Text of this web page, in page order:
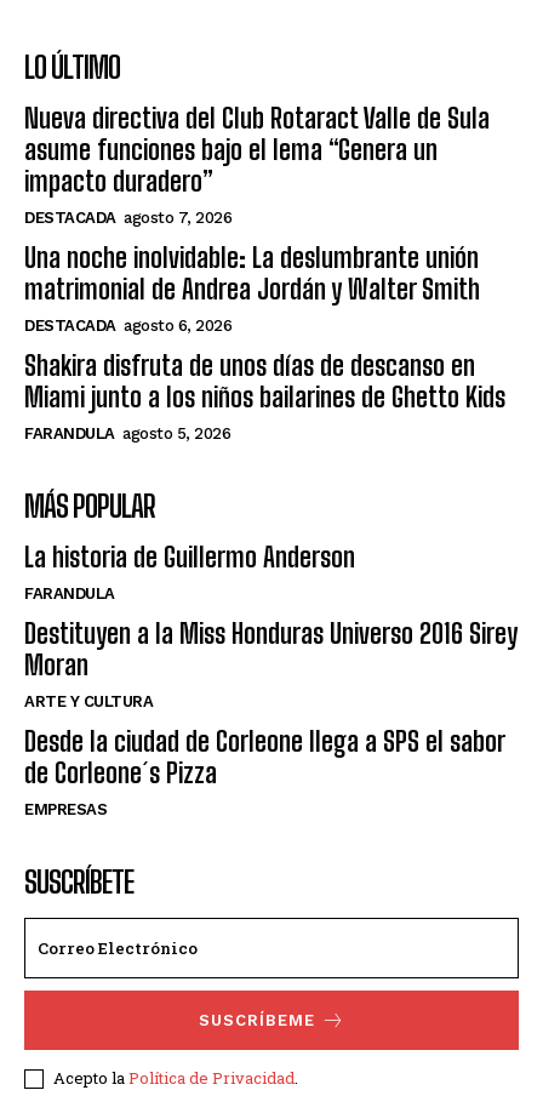
LO ÚLTIMO
Nueva directiva del Club Rotaract Valle de Sula
asume funciones bajo el lema “Genera un
impacto duradero”
DESTACADA agosto 7, 2026
Una noche inolvidable: La deslumbrante unión
matrimonial de Andrea Jordán y Walter Smith
DESTACADA agosto 6, 2026
Shakira disfruta de unos días de descanso en
Miami junto a los niños bailarines de Ghetto Kids
FARANDULA agosto 5, 2026
MÁS POPULAR
La historia de Guillermo Anderson
FARANDULA
Destituyen a la Miss Honduras Universo 2016 Sirey
Moran
ARTE Y CULTURA
Desde la ciudad de Corleone llega a SPS el sabor
de Corleone´s Pizza
EMPRESAS
SUSCRÍBETE
SUSCRÍBEME
Acepto laPolítica de Privacidad.